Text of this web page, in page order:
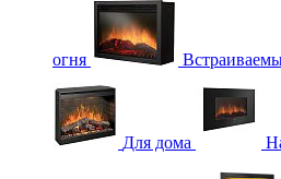
огня
Для дома